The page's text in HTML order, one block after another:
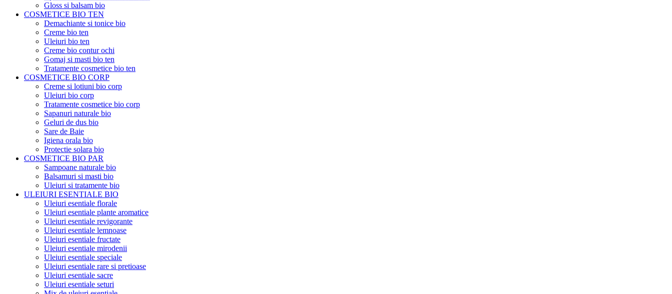
Gloss si balsam bio
COSMETICE BIO TEN
Demachiante si tonice bio
Creme bio ten
Uleiuri bio ten
Creme bio contur ochi
Gomaj si masti bio ten
Tratamente cosmetice bio ten
COSMETICE BIO CORP
Creme si lotiuni bio corp
Uleiuri bio corp
Tratamente cosmetice bio corp
Sapanuri naturale bio
Geluri de dus bio
Sare de Baie
Igiena orala bio
Protectie solara bio
COSMETICE BIO PAR
Sampoane naturale bio
Balsamuri si masti bio
Uleiuri si tratamente bio
ULEIURI ESENTIALE BIO
Uleiuri esentiale florale
Uleiuri esentiale plante aromatice
Uleiuri esentiale revigorante
Uleiuri esentiale lemnoase
Uleiuri esentiale fructate
Uleiuri esentiale mirodenii
Uleiuri esentiale speciale
Uleiuri esentiale rare si pretioase
Uleiuri esentiale sacre
Uleiuri esentiale seturi